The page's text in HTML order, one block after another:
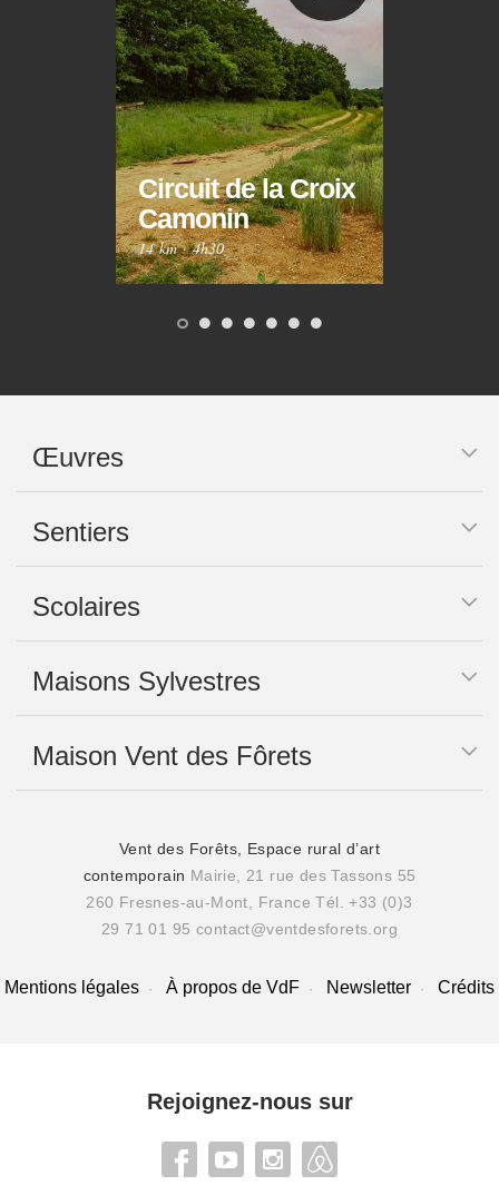
Circuit de la Croix
Camonin
14 km·4h30
Œuvres
Sentiers
Scolaires
Maisons Sylvestres
Maison Vent des Fôrets
Vent des Forêts, Espace rural d’art
contemporain Mairie, 21 rue des Tassons 55
260 Fresnes-au-Mont, France Tél. +33 (0)3
29 71 01 95 contact@ventdesforets.org
Mentions légales À propos de VdF Newsletter Crédits
Rejoignez-nous sur